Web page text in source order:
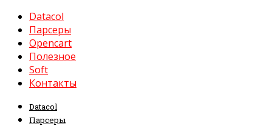
Datacol
Парсеры
Opencart
Полезное
Soft
Контакты
Datacol
Парсеры